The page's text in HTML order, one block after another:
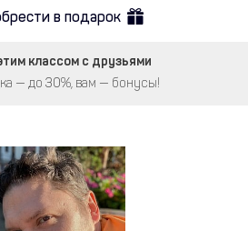
в подарок
классом с друзьями
— до 30%, вам — бонусы!